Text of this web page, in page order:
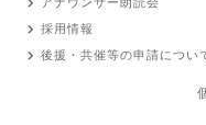
採用情報
後援・共催等の申請につい